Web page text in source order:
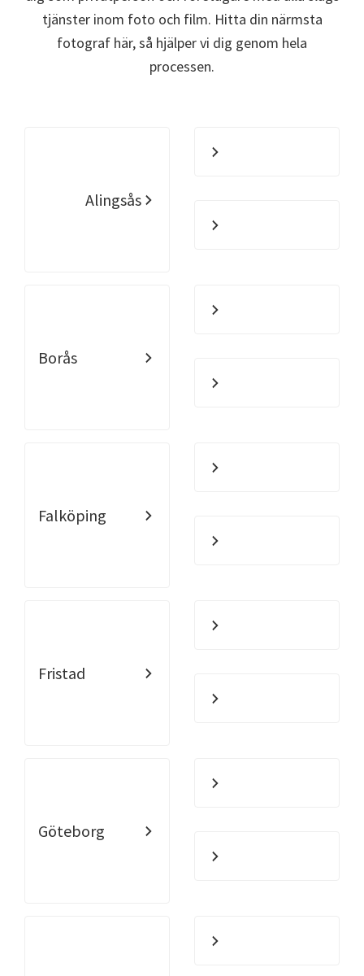
tjänster inom foto och film. Hitta din närmsta
fotograf här, så hjälper vi dig genom hela
processen.
Alingsås
Borås
Falköping
Fristad
Göteborg